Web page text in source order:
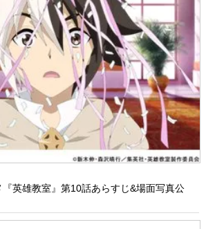
英雄教室』第10話あらすじ&場面写真公